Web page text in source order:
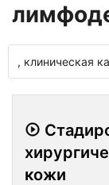
, клиническая
кожи